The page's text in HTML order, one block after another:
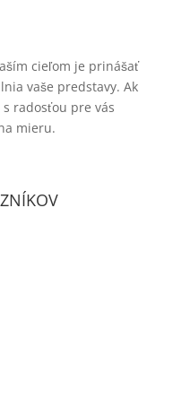
cieľom je prinášať
vaše predstavy. Ak
radosťou pre vás
mieru.